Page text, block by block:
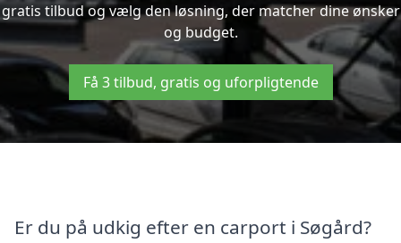
gratis tilbud og vælg den løsning, der matcher dine ønsker
og budget.
Få 3 tilbud, gratis og uforpligtende
Er du på udkig efter en carport i Søgård?